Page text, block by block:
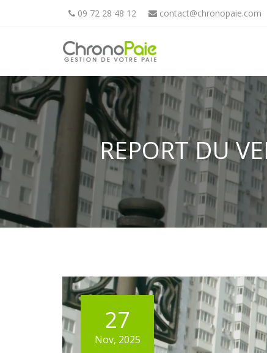
09 72 28 48 12 contact@chronopaie.com
REPORT DU
27
Nov, 2025